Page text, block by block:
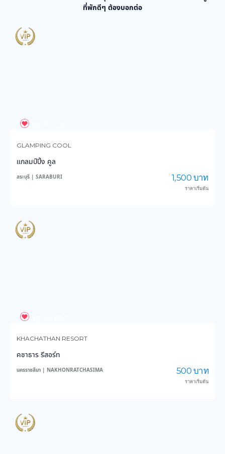
ที่พักดีๆ ต้องบอกต่อ
GLAMPING COOL
แกลมป์ปิ้ง คูล
สระบุรี | SARABURI 1,500 บาท
ราคาเริ่มต้น
KHACHATHAN RESORT
คชาธาร รีสอร์ท
นครราชสีมา | NAKHONRATCHASIMA 500 บาท
ราคาเริ่มต้น